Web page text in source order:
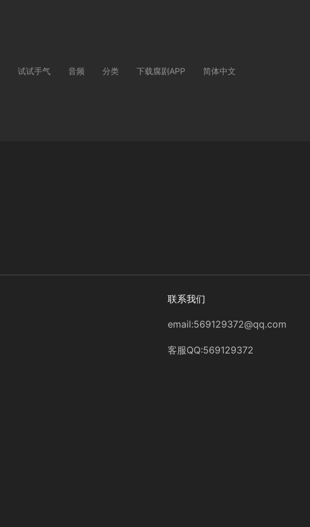
试试手气 音频 分类 下载腐剧APP 简体中文
联系我们
email:569129372@qq.com
客服QQ:569129372